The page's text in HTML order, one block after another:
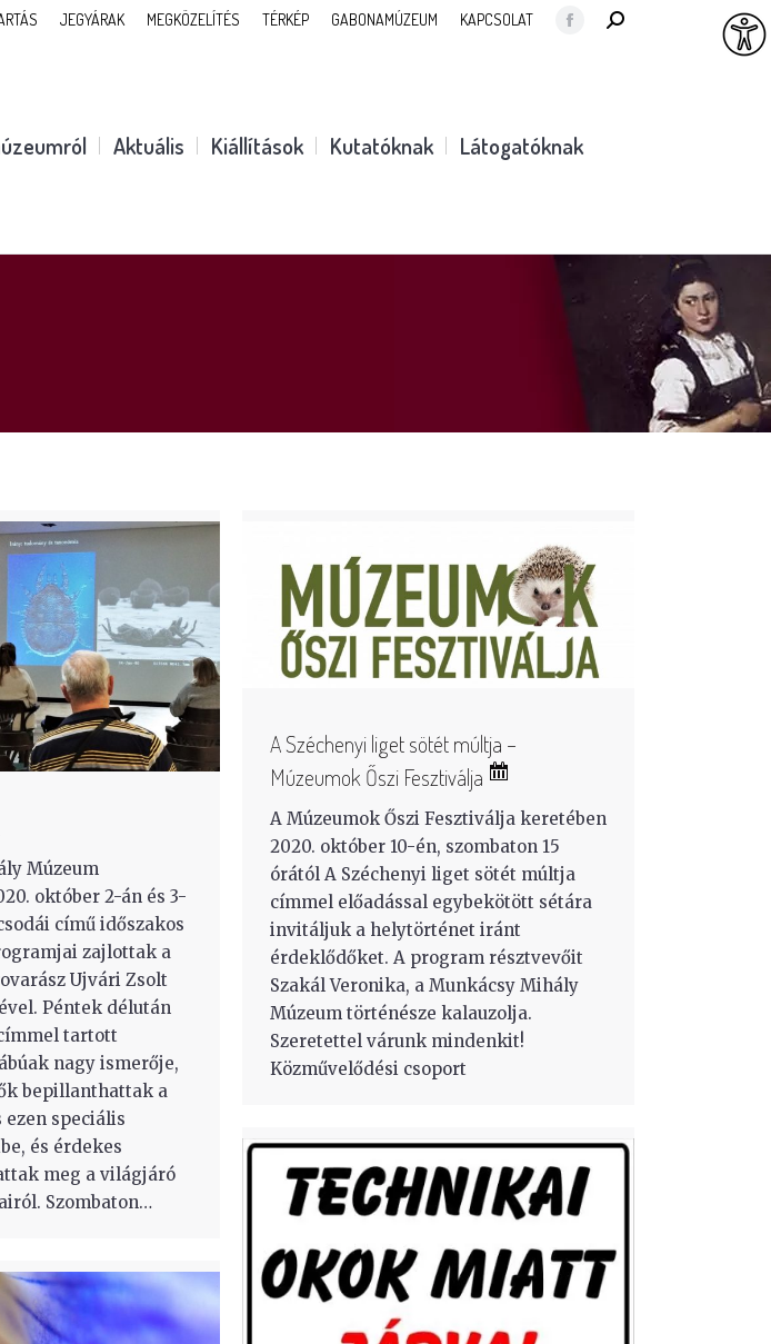
JEGYÁRAK MEGKÖZELÍTÉS TÉRKÉP GABONAMÚZEUM KAPCSOLAT
Facebook
new
SEARCH:
Aktuális Kiállítások Kutatóknak Látogatóknak
Múzeum
október 2-án és 3-
című időszakos
zajlottak a
Ujvári Zsolt
Péntek délután
tartott
nagy ismerője,
bepillanthattak a
speciális
és érdekes
meg a világjáró
Szombaton…
A Széchenyi liget sötét múltja –
Múzeumok Őszi Fesztiválja
A Múzeumok Őszi Fesztiválja keretében
2020. október 10-én, szombaton 15
órától A Széchenyi liget sötét múltja
címmel előadással egybekötött sétára
invitáljuk a helytörténet iránt
érdeklődőket. A program résztvevőit
Szakál Veronika, a Munkácsy Mihály
Múzeum történésze kalauzolja.
Szeretettel várunk mindenkit!
Közművelődési csoport